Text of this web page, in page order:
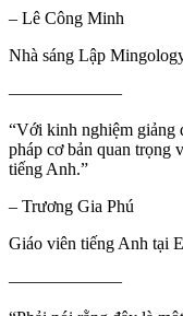
– Lê Công Minh
Nhà sáng Lập
——————–
“Với kinh nghiệm giảng
pháp cơ bản quan trọng
tiếng Anh.”
– Trương Gia Phú
Giáo viên tiếng Anh tại
——————–